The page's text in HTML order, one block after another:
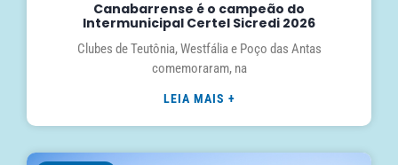
Canabarrense é o campeão do
Intermunicipal Certel Sicredi 2026
Clubes de Teutônia, Westfália e Poço das Antas
comemoraram, na
LEIA MAIS +